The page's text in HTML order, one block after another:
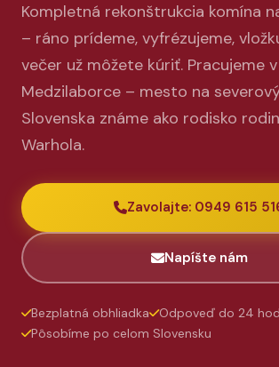
Kompletná rekonštrukcia komína
– ráno prídeme, vyfrézujeme,
večer už môžete kúriť. Pracujeme
Medzilaborce – mesto na
Slovenska známe ako rodisko
Warhola.
Zavolajte: 0949 615
Napíšte nám
Bezplatná obhliadka
Odpoveď do 24
Pôsobíme po celom Slovensku